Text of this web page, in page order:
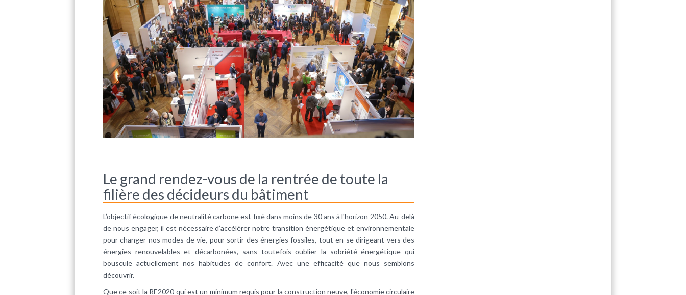
Le grand rendez-vous de la rentrée de toute la
filière des décideurs du bâtiment
L’objectif écologique de neutralité carbone est fixé dans moins de 30 ans à l'horizon 2050. Au-delà
de nous engager, il est nécessaire d’accélérer notre transition énergétique et environnementale
pour changer nos modes de vie, pour sortir des énergies fossiles, tout en se dirigeant vers des
énergies renouvelables et décarbonées, sans toutefois oublier la sobriété énergétique qui
bouscule actuellement nos habitudes de confort. Avec une efficacité que nous semblons
découvrir.
Que ce soit la RE2020 qui est un minimum requis pour la construction neuve, l'économie circulaire